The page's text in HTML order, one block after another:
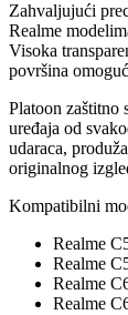
Zahvaljujući
Realme
Visoka
površina
Platoon zaštitno
uređaja od
udaraca,
originalnog
Kompatibilni
Realme
Realme
Realme
Realme